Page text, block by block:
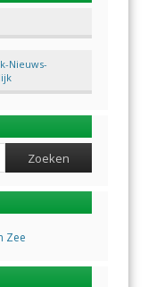
Nieuws-
Zee